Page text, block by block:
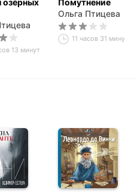
13 минут
Помутнение
Ольга Птицева
11 часов 31 минута